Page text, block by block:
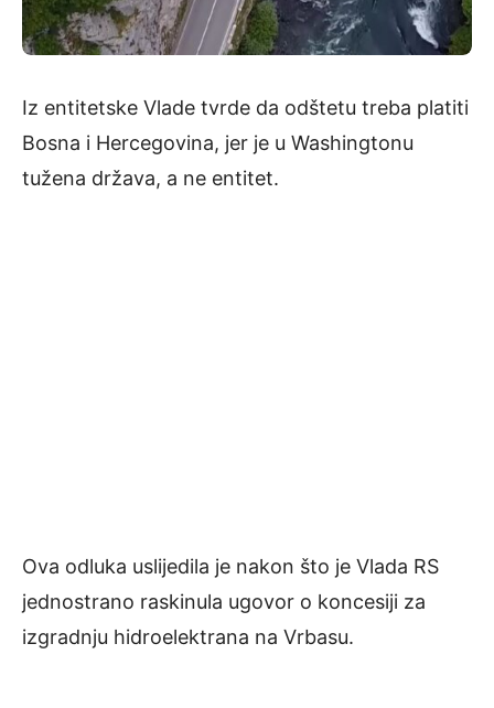
Iz entitetske Vlade tvrde da odštetu treba platiti
Bosna i Hercegovina, jer je u Washingtonu
tužena država, a ne entitet.
Ova odluka uslijedila je nakon što je Vlada RS
jednostrano raskinula ugovor o koncesiji za
izgradnju hidroelektrana na Vrbasu.